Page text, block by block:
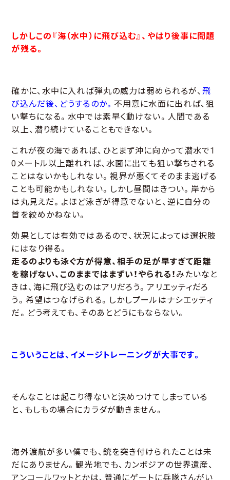
しかしこの『海（水中）に飛び込む』、やはり後事に問題
が残る。
確かに、水中に入れば弾丸の威力は弱められるが、飛
び込んだ後、どうするのか。 不用意に水面に出れば、狙
い撃ちになる。水中では素早く動けない。人間である
以上、潜り続けていることもできない。
これが夜の海であれば、ひとまず沖に向かって潜水で1
0メートル以上離れれば、水面に出ても狙い撃ちされる
ことはないかもしれない。視界が悪くてそのまま逃げる
ことも可能かもしれない。しかし昼間はきつい。岸から
は丸見えだ。よほど泳ぎが得意でないと、逆に自分の
首を絞めかねない。
効果としては有効ではあるので、状況によっては選択肢
にはなり得る。
走るのよりも泳ぐ方が得意、相手の足が早すぎて距離
を稼げない、このままではまずい！やられる！ みたいなと
きは、海に飛び込むのはアリだろう。アリエッティだろ
う。希望はつなげられる。しかしプールはナシエッティ
だ。どう考えても、そのあとどうにもならない。
こういうことは、イメージトレーニングが大事です。
そんなことは起こり得ないと決めつけてしまっている
と、もしもの場合にカラダが動きません。
海外渡航が多い僕でも、銃を突き付けられたことは未
だにありません。観光地でも、カンボジアの世界遺産、
アンコールワットとかは、普通にゲートに兵隊さんがい